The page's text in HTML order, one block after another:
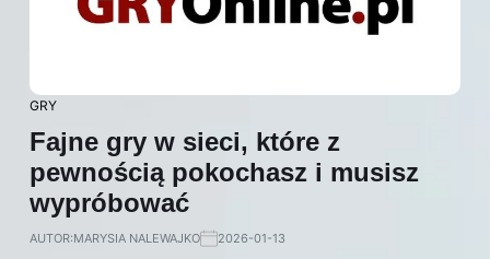
GRY
Fajne gry w sieci, które z
pewnością pokochasz i musisz
wypróbować
AUTOR:MARYSIA NALEWAJKO 2026-01-13